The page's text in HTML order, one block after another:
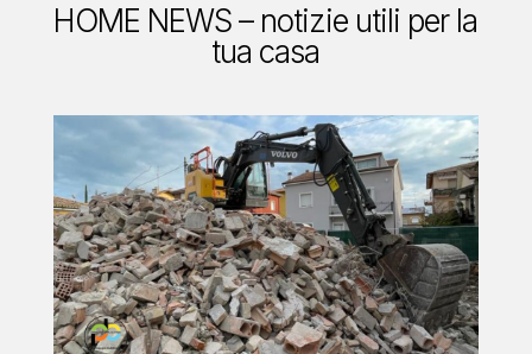
HOME NEWS – notizie utili per la
tua casa